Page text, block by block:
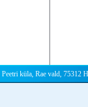
küla, Rae vald, 75312